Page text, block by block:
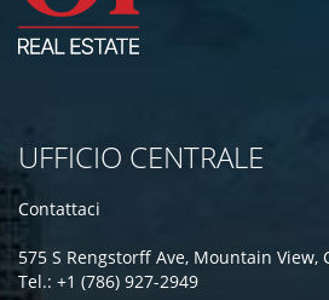
UFFICIO CENTRALE
Contattaci
575 S Rengstorff Ave, Mountain View,
Tel.: +1 (786) 927-2949